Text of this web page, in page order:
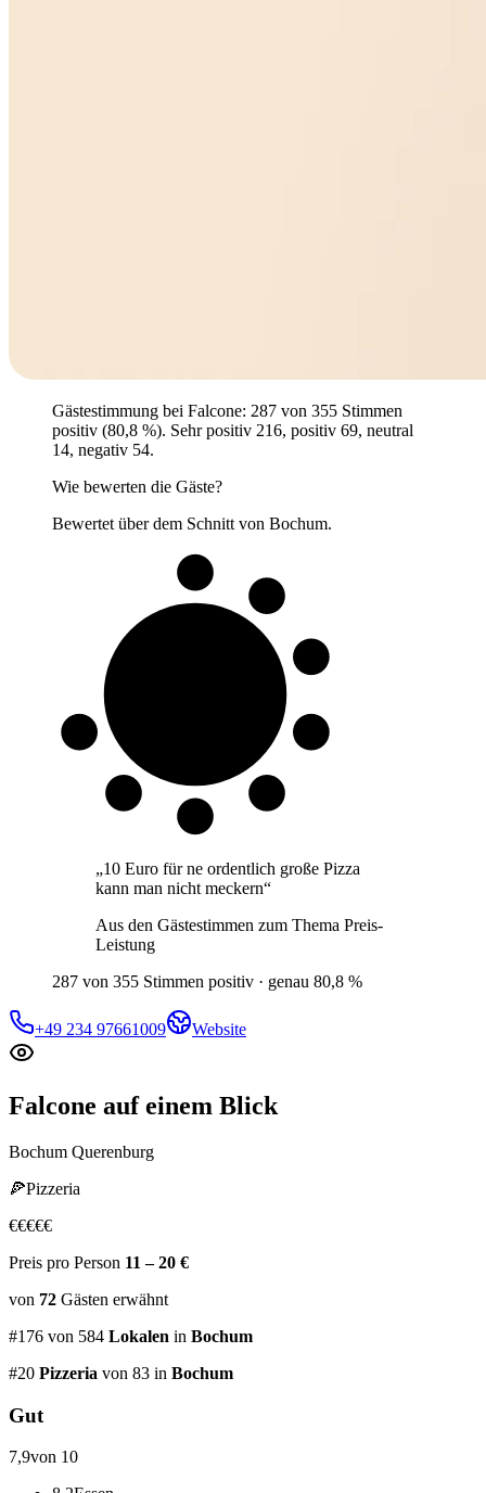
Gästestimmung bei Falcone: 287 von 355 Stimmen
positiv (80,8 %). Sehr positiv 216, positiv 69, neutral
14, negativ 54.
Wie bewerten die Gäste?
Bewertet über dem Schnitt von Bochum.
„10 Euro für ne ordentlich große Pizza
kann man nicht meckern“
Aus den Gästestimmen zum Thema Preis-
Leistung
287 von 355 Stimmen positiv · genau 80,8 %
+49 234 97661009 Website
Falcone auf einem Blick
Bochum Querenburg
🍕Pizzeria
€€€€€
Preis pro Person 11 – 20 €
von 72 Gästen erwähnt
#176 von 584 Lokalen in Bochum
#20 Pizzeria von 83 in Bochum
Gut
7,9von 10